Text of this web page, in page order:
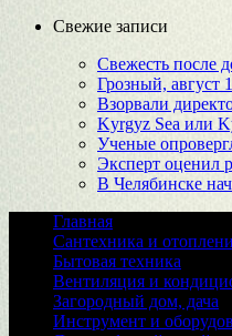
Свежие записи
Свежесть после
Грозный, август
Взорвали
Kyrgyz Sea или
Ученые
Эксперт оценил
В Челябинске
Главная
Сантехника и
Бытовая техника
Вентиляция и
Загородный дом, дача
Инструмент и